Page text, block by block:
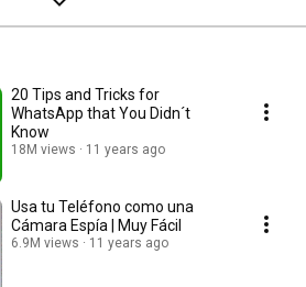
20 Tips and Tricks for
WhatsApp that You Didn´t
Know
18M views 11 years ago
Usa tu Teléfono como una
Cámara Espía | Muy Fácil
6.9M views 11 years ago